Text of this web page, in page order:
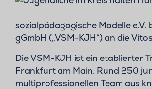
sozialpädagogische Modelle
gGmbH („VSM-KJH“) an die
Die VSM-KJH ist ein etablierter
Frankfurt am Main. Rund 250
multiprofessionellen Team aus